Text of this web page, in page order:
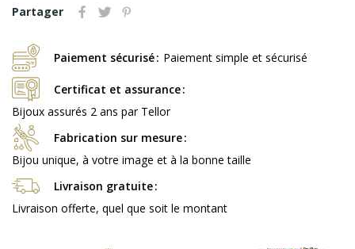
Partager
Paiement sécurisé Paiement simple et sécurisé
Certificat et assurance
Bijoux assurés 2 ans par Tellor
Fabrication sur mesure
Bijou unique, à votre image et à la bonne taille
Livraison gratuite
Livraison offerte, quel que soit le montant